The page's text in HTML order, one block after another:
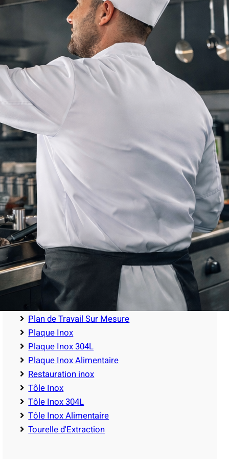
Plan de Travail en Inox
Alimentaire pour Cuisine
Professionnelle
Coup de poing intégré :
accessoire inutile ou
indispensable ?
Categories
ALVENE
Cuisine Professionnelle
Inox Brossé
Inox Lisse
Inox Professionnelle
Matériel CHR
Matériel Inox
Non classé
Plan de Travail
Plan de Travail en Inox
Plan de Travail Encastré
Plan de Travail Sur Mesure
Plaque Inox
Plaque Inox 304L
Plaque Inox Alimentaire
Restauration inox
Tôle Inox
Tôle Inox 304L
Tôle Inox Alimentaire
Tourelle d'Extraction